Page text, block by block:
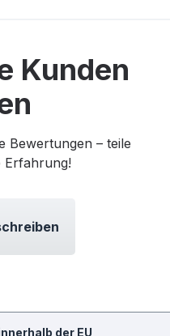
Kunden
Bewertungen – teile
Erfahrung!
der EU